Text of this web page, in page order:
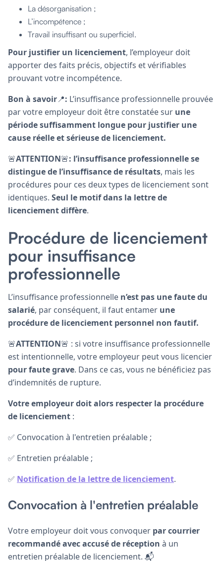
La désorganisation ;
L’incompétence ;
Travail insuffisant ou superficiel.
Pour justifier un licenciement, l’employeur doit
apporter des faits précis, objectifs et vérifiables
prouvant votre incompétence.
Bon à savoir📍: L’insuffisance professionnelle prouvée
par votre employeur doit être constatée sur une
période suffisamment longue pour justifier une
cause réelle et sérieuse de licenciement.
🚨ATTENTION🚨: l’insuffisance professionnelle se
distingue de l’insuffisance de résultats, mais les
procédures pour ces deux types de licenciement sont
identiques. Seul le motif dans la lettre de
licenciement diffère.
Procédure de licenciement
pour insuffisance
professionnelle
L’insuffisance professionnelle n’est pas une faute du
salarié, par conséquent, il faut entamer une
procédure de licenciement personnel non fautif.
🚨ATTENTION🚨 : si votre insuffisance professionnelle
est intentionnelle, votre employeur peut vous licencier
pour faute grave. Dans ce cas, vous ne bénéficiez pas
d’indemnités de rupture.
Votre employeur doit alors respecter la procédure
de licenciement :
✅ Convocation à l'entretien préalable ;
✅ Entretien préalable ;
✅ Notification de la lettre de licenciement.
Convocation à l'entretien préalable
Votre employeur doit vous convoquer par courrier
recommandé avec accusé de réception à un
entretien préalable de licenciement. 📬